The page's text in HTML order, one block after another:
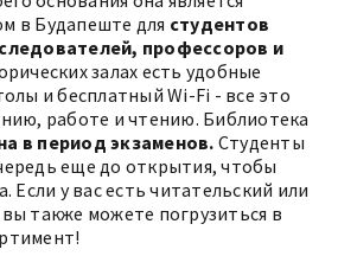
в Будапеште для студентов
профессоров и
залах есть удобные
и бесплатный Wi-Fi - все это
работе и чтению. Библиотека
в период экзаменов. Студенты
еще до открытия, чтобы
Если у вас есть читательский или
также можете погрузиться в